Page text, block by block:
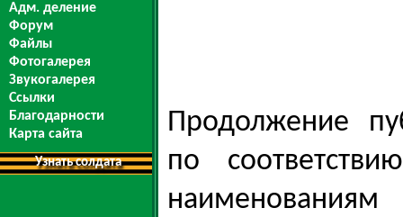
Адм. деление
Форум
Файлы
Фотогалерея
Звукогалерея
Ссылки
Благодарности
Карта сайта
Узнать солдата
Продолжение
по